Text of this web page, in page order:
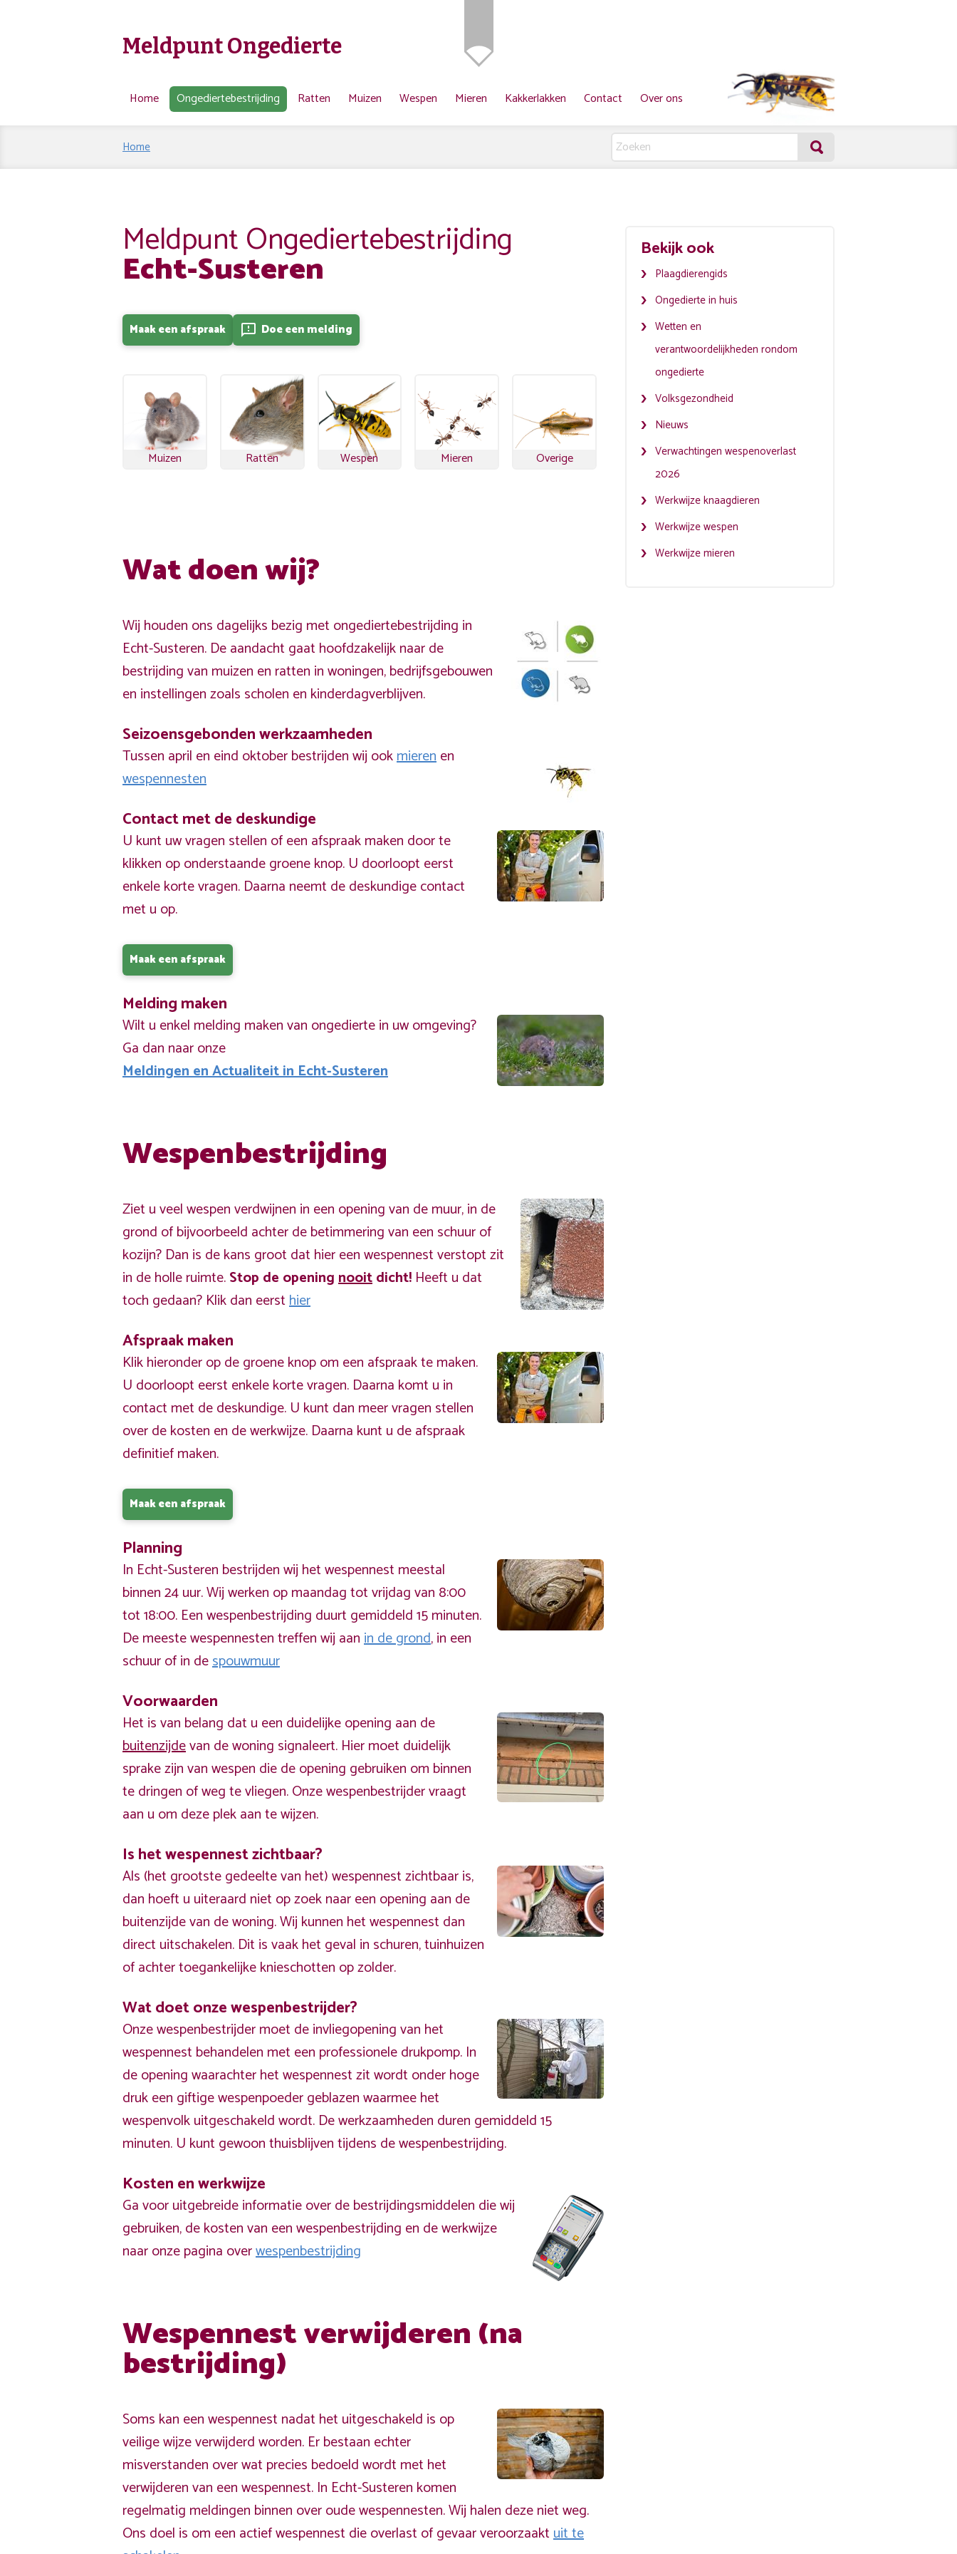
Meldpunt Ongedierte
Home Ongediertebestrijding Ratten Muizen Wespen Mieren Kakkerlakken Contact Over ons
Home
Meldpunt Ongediertebestrijding
Echt-Susteren
Maak een afspraak feedback Doe een melding
Muizen Ratten Wespen Mieren Overige
Wat doen wij?
Wij houden ons dagelijks bezig met ongediertebestrijding in
Echt-Susteren. De aandacht gaat hoofdzakelijk naar de
bestrijding van muizen en ratten in woningen, bedrijfsgebouwen
en instellingen zoals scholen en kinderdagverblijven.
Seizoensgebonden werkzaamheden
Tussen april en eind oktober bestrijden wij ookmierenen
wespennesten
Contact met de deskundige
U kunt uw vragen stellen of een afspraak maken door te
klikken op onderstaande groene knop. U doorloopt eerst
enkele korte vragen. Daarna neemt de deskundige contact
met u op.
Maak een afspraak
Melding maken
Wilt u enkel melding maken van ongedierte in uw omgeving?
Ga dan naar onze
Meldingen en Actualiteit in Echt-Susteren
Wespenbestrijding
Ziet u veel wespen verdwijnen in een opening van de muur, in de
grond of bijvoorbeeld achter de betimmering van een schuur of
kozijn? Dan is de kans groot dat hier een wespennest verstopt zit
in de holle ruimte.Stop de openingnooitdicht! Heeft u dat
toch gedaan? Klik dan eersthier
Afspraak maken
Klik hieronder op de groene knop om een afspraak te maken.
U doorloopt eerst enkele korte vragen. Daarna komt u in
contact met de deskundige. U kunt dan meer vragen stellen
over de kosten en de werkwijze. Daarna kunt u de afspraak
definitief maken.
Maak een afspraak
Planning
In Echt-Susteren bestrijden wij het wespennest meestal
binnen 24 uur. Wij werken op maandag tot vrijdag van 8:00
tot 18:00. Een wespenbestrijding duurt gemiddeld 15 minuten.
De meeste wespennesten treffen wij aanin de grond, in een
schuur of in despouwmuur
Voorwaarden
Het is van belang dat u een duidelijke opening aan de
buitenzijdevan de woning signaleert. Hier moet duidelijk
sprake zijn van wespen die de opening gebruiken om binnen
te dringen of weg te vliegen. Onze wespenbestrijder vraagt
aan u om deze plek aan te wijzen.
Is het wespennest zichtbaar?
Als (het grootste gedeelte van het) wespennest zichtbaar is,
dan hoeft u uiteraard niet op zoek naar een opening aan de
buitenzijde van de woning. Wij kunnen het wespennest dan
direct uitschakelen. Dit is vaak het geval in schuren, tuinhuizen
of achter toegankelijke knieschotten op zolder.
Wat doet onze wespenbestrijder?
Onze wespenbestrijder moet de invliegopening van het
wespennest behandelen met een professionele drukpomp. In
de opening waarachter het wespennest zit wordt onder hoge
druk een giftige wespenpoeder geblazen waarmee het
wespenvolk uitgeschakeld wordt. De werkzaamheden duren gemiddeld 15
minuten. U kunt gewoon thuisblijven tijdens de wespenbestrijding.
Kosten en werkwijze
Ga voor uitgebreide informatie over de bestrijdingsmiddelen die wij
gebruiken, de kosten van een wespenbestrijding en de werkwijze
naar onze pagina overwespenbestrijding
Wespennest verwijderen (na
bestrijding)
Soms kan een wespennest nadat het uitgeschakeld is op
veilige wijze verwijderd worden. Er bestaan echter
misverstanden over wat precies bedoeld wordt met het
verwijderen van een wespennest. In Echt-Susteren komen
regelmatig meldingen binnen over oude wespennesten. Wij halen deze niet weg.
Ons doel is om een actief wespennest die overlast of gevaar veroorzaaktuit te
Bekijk ook
Plaagdierengids
Ongedierte in huis
Wetten en
verantwoordelijkheden rondom
ongedierte
Volksgezondheid
Nieuws
Verwachtingen wespenoverlast
2026
Werkwijze knaagdieren
Werkwijze wespen
Werkwijze mieren